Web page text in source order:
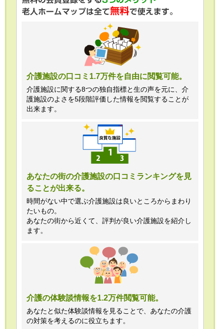
介護施設の口コミ1.7万件を自由に閲覧可能。
介護施設に関する8つの独自指標と生の声を元に、介
護施設のよさを5段階評価した情報を閲覧することが
出来ます。
あなたの街の介護施設の口コミランキングを見
ることが出来る。
時間がない中で選ぶ介護施設は良いところからまわり
たいもの。
あなたの街から近くて、評判が良い介護施設を紹介し
ます。
介護の体験談情報を1.2万件閲覧可能。
あなたと似た体験談情報を見ることで、あなたの介護
の対策を考えるのに役立ちます。